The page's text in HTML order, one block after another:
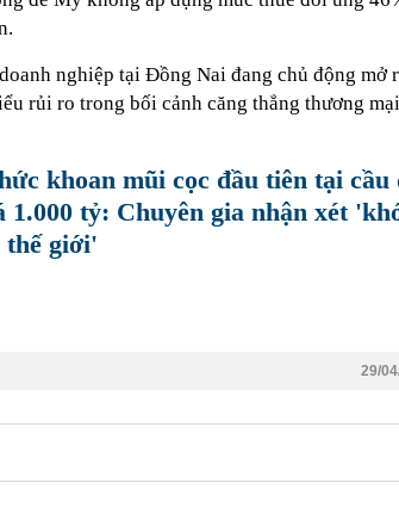
nghiệp tại Đồng Nai đang chủ động
rủi ro trong bối cảnh căng thẳng thương
khoan mũi cọc đầu tiên tại cầu
1.000 tỷ: Chuyên gia nhận xét
thế giới'
29/